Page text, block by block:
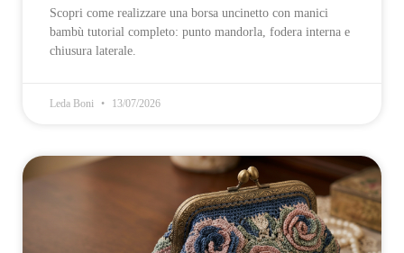
Scopri come realizzare una borsa uncinetto con manici
bambù tutorial completo: punto mandorla, fodera interna e
chiusura laterale.
Leda Boni 13/07/2026